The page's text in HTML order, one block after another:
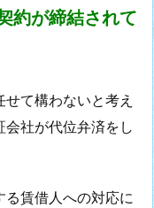
約が締結されて
て構わないと考え
社が代位弁済をし
賃借人への対応に